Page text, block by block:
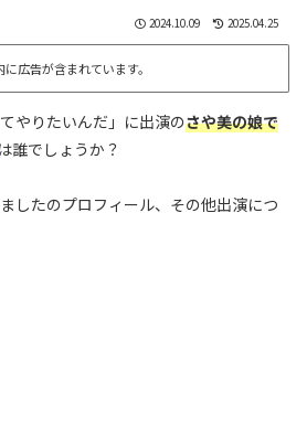
2024.10.09 2025.04.25
に広告が含まれています。
やりたいんだ」に出演のさや美の娘で
は誰でしょうか？
したのプロフィール、その他出演につ